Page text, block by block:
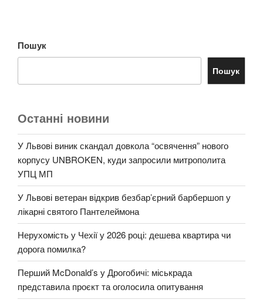
Пошук
Пошук
Останні новини
У Львові виник скандал довкола “освячення” нового
корпусу UNBROKEN, куди запросили митрополита
УПЦ МП
У Львові ветеран відкрив безбар’єрний барбершоп у
лікарні святого Пантелеймона
Нерухомість у Чехії у 2026 році: дешева квартира чи
дорога помилка?
Перший McDonald’s у Дрогобичі: міськрада
представила проєкт та оголосила опитування